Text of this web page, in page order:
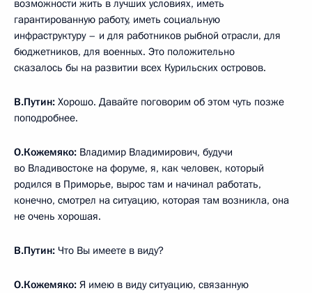
возможности жить в лучших условиях, иметь
гарантированную работу, иметь социальную
инфраструктуру – и для работников рыбной отрасли, для
бюджетников, для военных. Это положительно
сказалось бы на развитии всех Курильских островов.
В.Путин: Хорошо. Давайте поговорим об этом чуть позже
поподробнее.
О.Кожемяко: Владимир Владимирович, будучи
во Владивостоке на форуме, я, как человек, который
родился в Приморье, вырос там и начинал работать,
конечно, смотрел на ситуацию, которая там возникла, она
не очень хорошая.
В.Путин: Что Вы имеете в виду?
О.Кожемяко: Я имею в виду ситуацию, связанную